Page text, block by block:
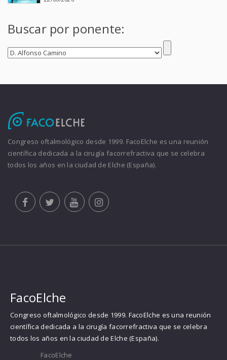
Buscar por ponente:
Congreso oftalmológico desde 1999. FacoElche es una reunión
científica dedicada a la cirugía facorrefractiva que se celebra
todos los años en la ciudad de Elche (España).
FacoElche
Congreso oftalmológico desde 1999. FacoElche es una reunión
científica dedicada a la cirugía facorrefractiva que se celebra
todos los años en la ciudad de Elche (España).
FacoElche